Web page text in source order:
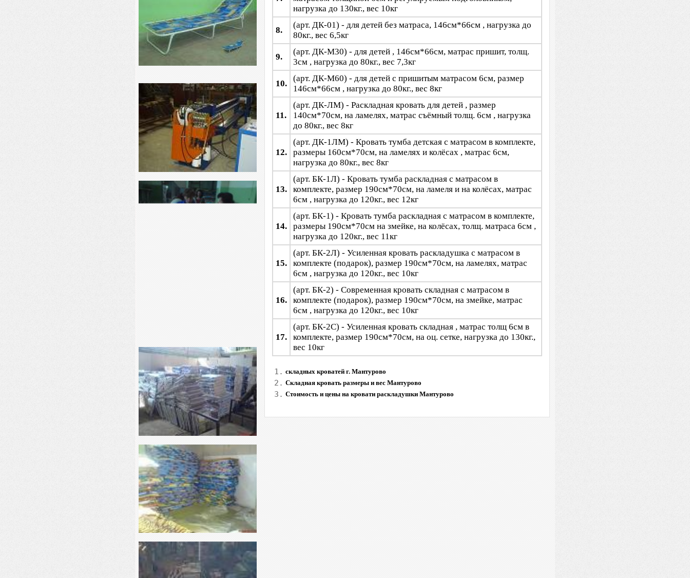
нагрузка до 130кг., вес 10кг
8.
(арт. ДК-01) - для детей без матраса, 146см*66см , нагрузка до
80кг., вес 6,5кг
9.
(арт. ДК-М30) - для детей , 146см*66см, матрас пришит, толщ.
3см , нагрузка до 80кг., вес 7,3кг
10.
(арт. ДК-М60) - для детей с пришитым матрасом 6см, размер
146см*66см , нагрузка до 80кг., вес 8кг
11.
(арт. ДК-ЛМ) - Раскладная кровать для детей , размер
140см*70см, на ламелях, матрас съёмный толщ. 6см , нагрузка
до 80кг., вес 8кг
12.
(арт. ДК-1ЛМ) - Кровать тумба детская с матрасом в комплекте,
размеры 160см*70см, на ламелях и колёсах , матрас 6см,
нагрузка до 80кг., вес 8кг
13.
(арт. БК-1Л) - Кровать тумба раскладная с матрасом в
комплекте, размер 190см*70см, на ламеля и на колёсах, матрас
6см , нагрузка до 120кг., вес 12кг
14.
(арт. БК-1) - Кровать тумба раскладная с матрасом в комплекте,
размеры 190см*70см на змейке, на колёсах, толщ. матраса 6см ,
нагрузка до 120кг., вес 11кг
15.
(арт. БК-2Л) - Усиленная кровать раскладушка с матрасом в
комплекте (подарок), размер 190см*70см, на ламелях, матрас
6см , нагрузка до 120кг., вес 10кг
16.
(арт. БК-2) - Современная кровать складная с матрасом в
комплекте (подарок), размер 190см*70см, на змейке, матрас
6см , нагрузка до 120кг., вес 10кг
17.
(арт. БК-2С) - Усиленная кровать складная , матрас толщ 6см в
комплекте, размер 190см*70см, на оц. сетке, нагрузка до 130кг.,
вес 10кг
1. складных кроватей г. Мантурово
2. Складная кровать размеры и вес Мантурово
3. Стоимость и цены на кровати раскладушки Мантурово